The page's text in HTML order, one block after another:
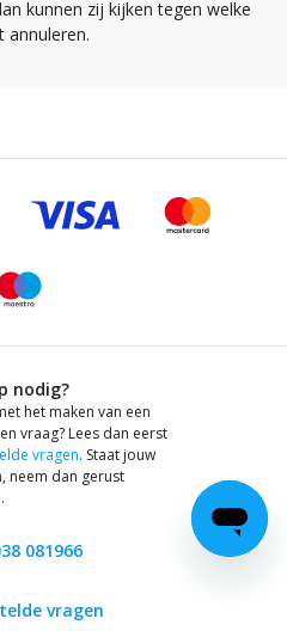
kunnen zij kijken tegen welke
annuleren.
nodig?
het maken van een
vraag? Lees dan eerst
vragen. Staat jouw
neem dan gerust
081966
vragen